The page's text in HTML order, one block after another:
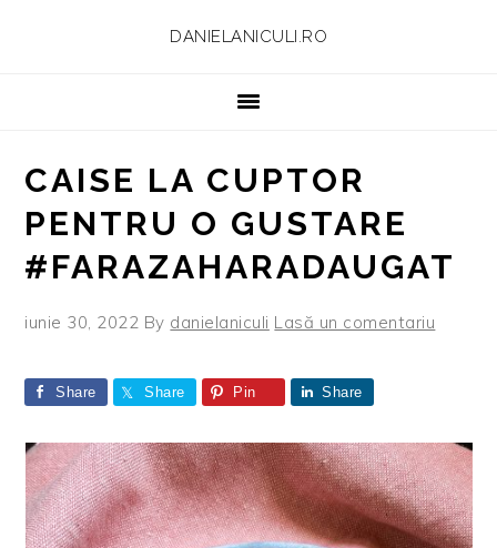
DANIELANICULI.RO
CAISE LA CUPTOR
PENTRU O GUSTARE
#FARAZAHARADAUGAT
iunie 30, 2022 By danielaniculi Lasă un comentariu
Share Share Pin Share